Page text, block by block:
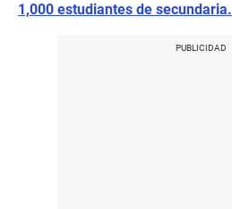
1,000 estudiantes de secundaria.